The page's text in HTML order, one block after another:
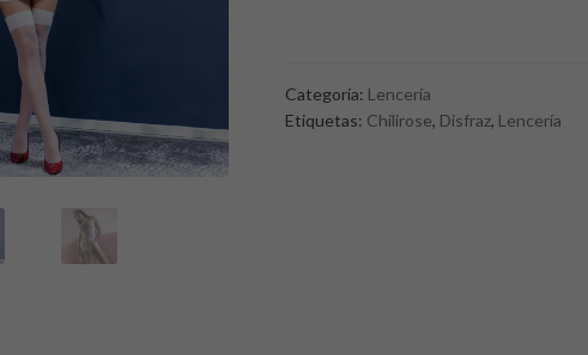
Enfermera
CR-
Categoría: Lencería
Etiquetas: Chilirose, Disfraz, Lencería